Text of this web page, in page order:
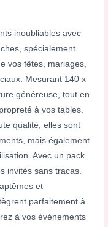
inoubliables avec
spécialement
vos fêtes, mariages,
Mesurant 140 x
généreuse, tout en
à vos tables.
qualité, elles sont
mais également
Avec un pack
invités sans tracas.
et
parfaitement à
à vos événements